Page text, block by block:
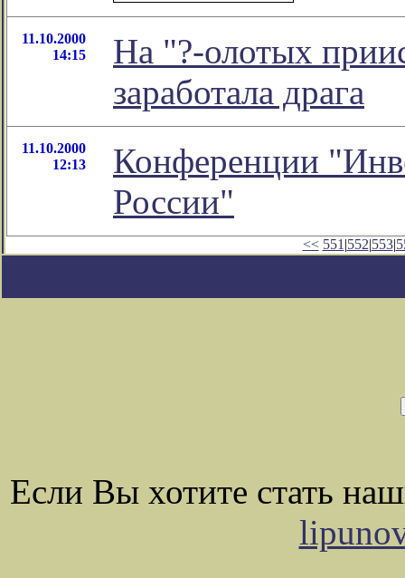
11.10.2000
14:15
На "?-олотых
заработала драга
11.10.2000
12:13
Конференции
России"
<< 551 |552|553|
Если Вы хотите стать